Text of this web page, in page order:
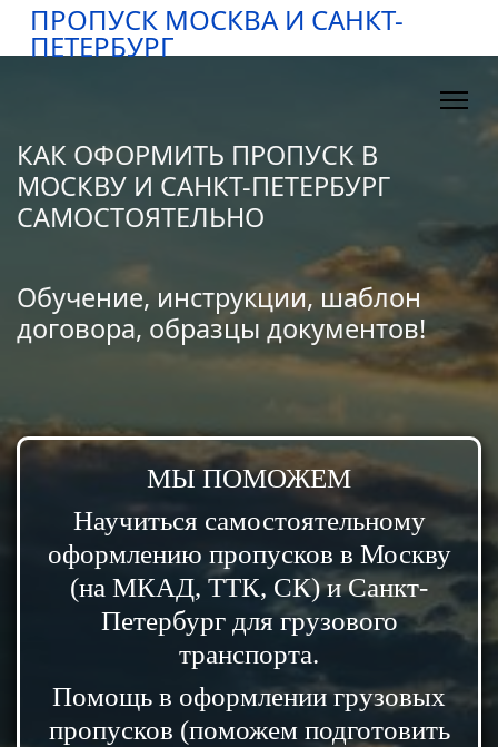
ПРОПУСК МОСКВА И САНКТ-
ПЕТЕРБУРГ
КАК ОФОРМИТЬ ПРОПУСК В
МОСКВУ И САНКТ-ПЕТЕРБУРГ
САМОСТОЯТЕЛЬНО
Обучение, инструкции, шаблон
договора, образцы документов!
МЫ ПОМОЖЕМ
Научиться самостоятельному
оформлению пропусков в Москву
(на МКАД, ТТК, СК) и Санкт-
Петербург для грузового
транспорта.
Помощь в оформлении грузовых
пропусков (поможем подготовить